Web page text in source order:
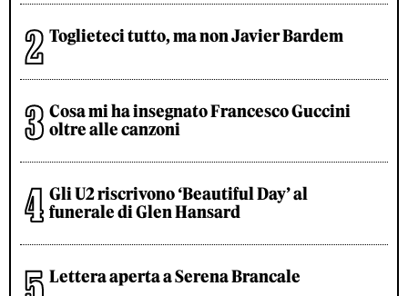
Toglieteci tutto, ma non Javier Bardem
Cosa mi ha insegnato Francesco Guccini
oltre alle canzoni
Gli U2 riscrivono ‘Beautiful Day’ al
funerale di Glen Hansard
Lettera aperta a Serena Brancale